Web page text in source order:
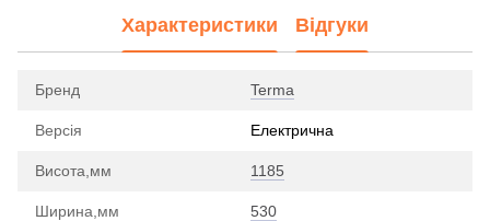
Характеристики Відгуки
Бренд Terma
Версія Електрична
Висота,мм 1185
Ширина,мм 530